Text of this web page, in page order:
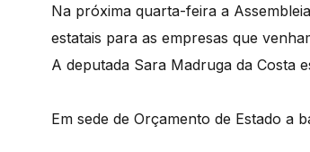
Na próxima quarta-feira a
estatais para as empresas que
A deputada Sara Madruga da Costa
Em sede de Orçamento de Estado a